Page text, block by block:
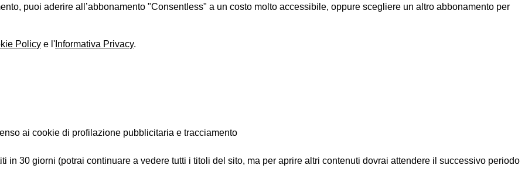
puoi aderire all’abbonamento "Consentless" a un costo molto accessibile, oppure scegliere un altro abbonamento per
Policy e l' Informativa Privacy.
ai cookie di profilazione pubblicitaria e tracciamento
in 30 giorni (potrai continuare a vedere tutti i titoli del sito, ma per aprire altri contenuti dovrai attendere il successivo periodo